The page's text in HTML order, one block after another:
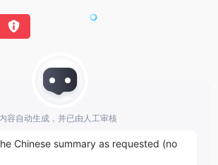
容自动生成，并已由人工审核
Chinese summary as requested (no